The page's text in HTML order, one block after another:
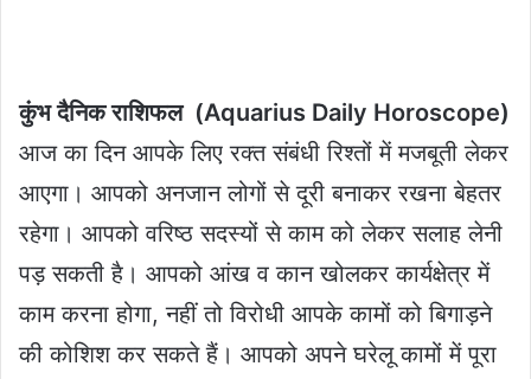
कुंभ दैनिक राशिफल (Aquarius Daily Horoscope)
आज का दिन आपके लिए रक्त संबंधी रिश्तों में मजबूती लेकर
आएगा। आपको अनजान लोगों से दूरी बनाकर रखना बेहतर
रहेगा। आपको वरिष्ठ सदस्यों से काम को लेकर सलाह लेनी
पड़ सकती है। आपको आंख व कान खोलकर कार्यक्षेत्र में
काम करना होगा, नहीं तो विरोधी आपके कामों को बिगाड़ने
की कोशिश कर सकते हैं। आपको अपने घरेलू कामों में पूरा